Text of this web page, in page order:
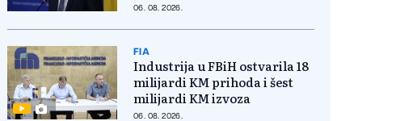
06. 08. 2026.
FIA
Industrija u FBiH ostvarila 18
milijardi KM prihoda i šest
milijardi KM izvoza
06. 08. 2026.